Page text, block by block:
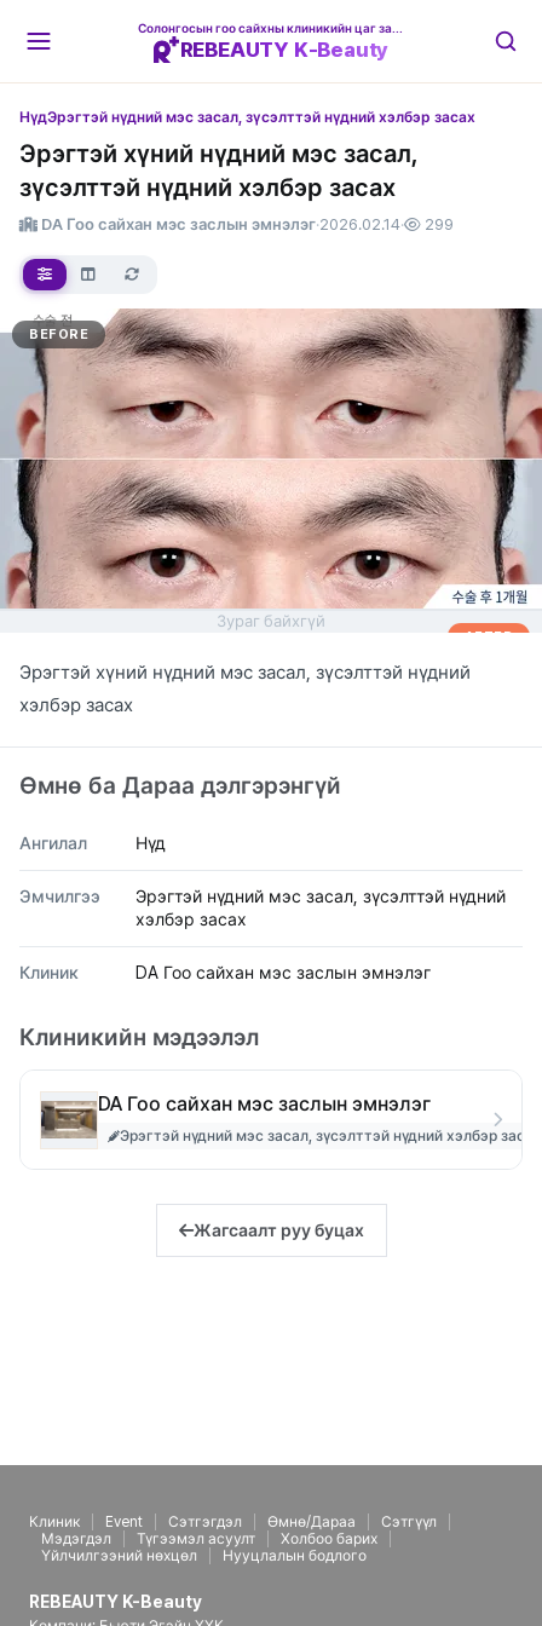
REBEAUTY K-Beauty
НүдЭрэгтэй нүдний мэс засал, зүсэлттэй нүдний хэлбэр засах
Эрэгтэй хүний нүдний мэс засал,
зүсэлттэй нүдний хэлбэр засах
DA Гоо сайхан мэс заслын эмнэлэг·2026.02.14· 299
BEFORE
AFTER
Зураг байхгүй
Эрэгтэй хүний нүдний мэс засал, зүсэлттэй нүдний
хэлбэр засах
Өмнө ба Дараа дэлгэрэнгүй
Ангилал Нүд
Эмчилгээ
Эрэгтэй нүдний мэс засал, зүсэлттэй нүдний
хэлбэр засах
Клиник DA Гоо сайхан мэс заслын эмнэлэг
Клиникийн мэдээлэл
DA Гоо сайхан мэс заслын эмнэлэг
Эрэгтэй нүдний мэс засал, зүсэлттэй нүдний хэлбэр засах
Жагсаалт руу буцах
Клиник Event Сэтгэгдэл Өмнө/Дараа
Сэтгүүл
Мэдэгдэл
Түгээмэл асуулт
Холбоо барих
Үйлчилгээний нөхцөл
Нууцлалын бодлого
REBEAUTY K-Beauty